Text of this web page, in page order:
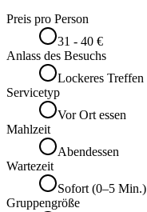
Preis pro Person
31 - 40 €
Anlass des Besuchs
Lockeres Treffen
Servicetyp
Vor Ort essen
Mahlzeit
Abendessen
Wartezeit
Sofort (0–5 Min.)
Gruppengröße